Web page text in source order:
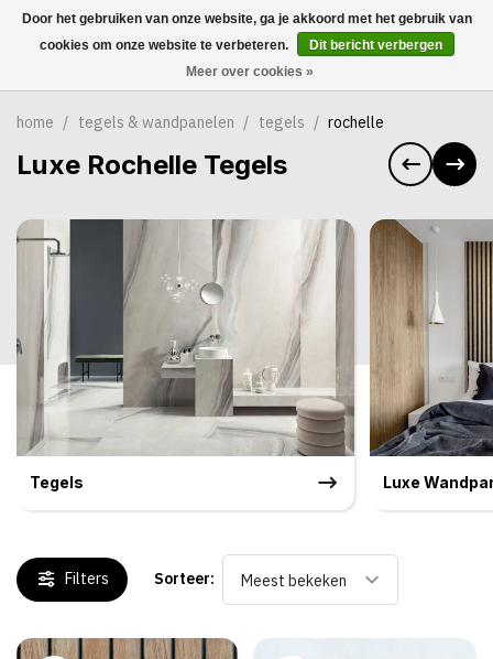
0
home / tegels & wandpanelen / tegels / rochelle
Luxe Rochelle Tegels
Tegels Luxe
Filters Sorteer: Meest bekeken
Door het gebruiken van onze website, ga je akkoord met het gebruik van
cookies om onze website te verbeteren.
Dit bericht verbergen
Meer over cookies »